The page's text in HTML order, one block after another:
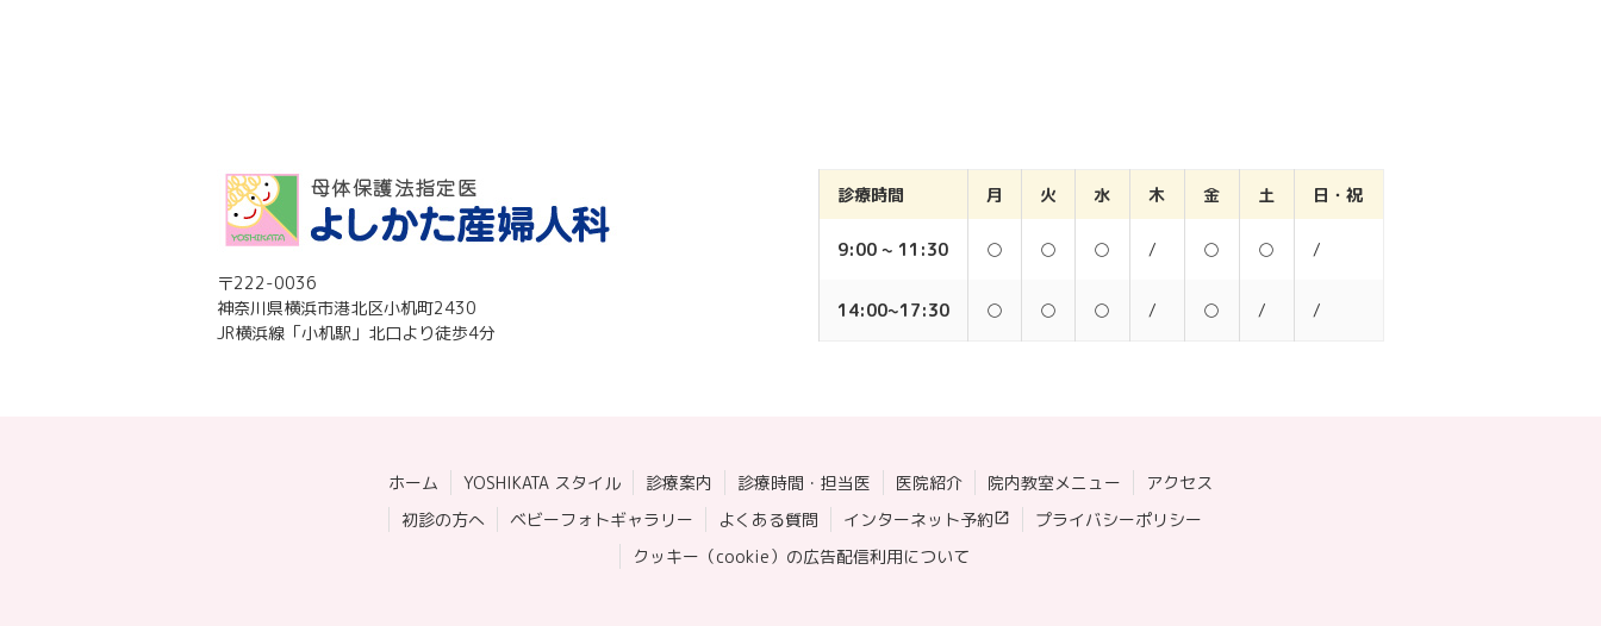
〒222-0036
神奈川県横浜市港北区小机町2430
JR横浜線「小机駅」北口より徒歩4分
診療時間 月 火 水 木 金 土 日・祝
9:00 ~ 11:30 ○ ○ ○ / ○ ○ /
14:00~17:30 ○ ○ ○ / ○ / /
ホーム YOSHIKATA スタイル 診療案内 診療時間・担当医 医院紹介 院内教室メニュー
アクセス
初診の方へ
ベビーフォトギャラリー よくある質問 インターネット予約
プライバシーポリシー
クッキー（cookie）の広告配信利用について